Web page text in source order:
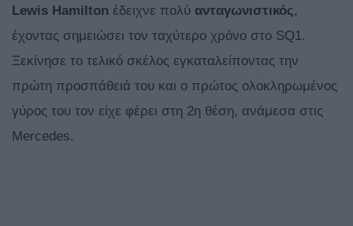
Lewis Hamilton έδειχνε πολύ ανταγωνιστικός,
έχοντας σημειώσει τον ταχύτερο χρόνο στο SQ1.
Ξεκίνησε το τελικό σκέλος εγκαταλείποντας την
πρώτη προσπάθειά του και ο πρώτος ολοκληρωμένος
γύρος του τον είχε φέρει στη 2η θέση, ανάμεσα στις
Mercedes.